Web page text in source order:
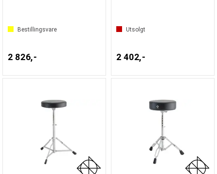
Bestillingsvare
2 826,-
Utsolgt
2 402,-